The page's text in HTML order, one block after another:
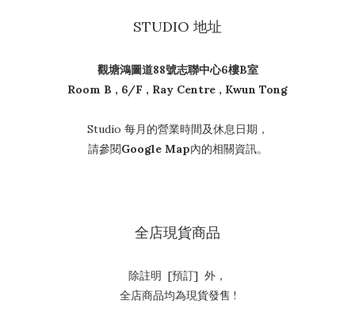
STUDIO 地址
觀塘鴻圖道88號志聯中心6樓B室
Room B , 6/F , Ray Centre , Kwun Tong
Studio 每月的營業時間及休息日期，
請參閱Google Map內的相關資訊。
全店現貨商品
除註明 [預訂] 外，
全店商品均為現貨發售 !